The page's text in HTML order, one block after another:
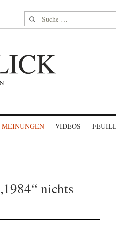
Suche nach:
MEINUNGEN VIDEOS
nichts